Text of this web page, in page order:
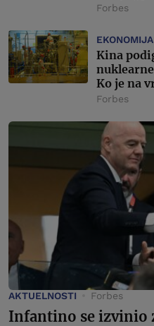
Forbes
EKONOMIJA
Kina
Ko je na
Forbes
AKTUELNOSTI Forbes
Infantino se izvinio